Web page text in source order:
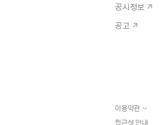
공시정보
공고
이용약관
접근성 안내